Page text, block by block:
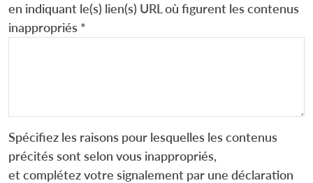
en indiquant le(s) lien(s) URL où figurent les contenus
inappropriés *
Spécifiez les raisons pour lesquelles les contenus
précités sont selon vous inappropriés,
et complétez votre signalement par une déclaration